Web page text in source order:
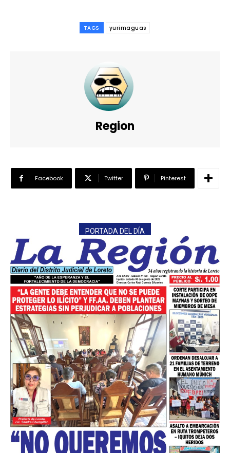
TAGS yurimaguas
Region
Facebook Twitter Pinterest
PORTADA DEL DÍA